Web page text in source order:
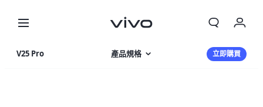
V25 Pro 產品規格 立即購買